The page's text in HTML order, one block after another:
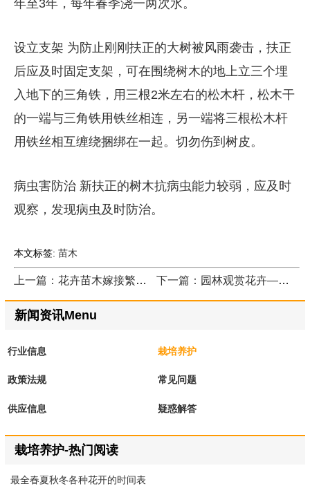
年至3年，每年春季浇一两次水。
设立支架 为防止刚刚扶正的大树被风雨袭击，扶正
后应及时固定支架，可在围绕树木的地上立三个埋
入地下的三角铁，用三根2米左右的松木杆，松木干
的一端与三角铁用铁丝相连，另一端将三根松木杆
用铁丝相互缠绕捆绑在一起。切勿伤到树皮。
病虫害防治 新扶正的树木抗病虫能力较弱，应及时
观察，发现病虫及时防治。
本文标签: 苗木
上一篇：花卉苗木嫁接繁殖的技术要点是什么 下一篇：园林观赏花卉——虎耳草的栽培技术
新闻资讯Menu
行业信息 栽培养护
政策法规 常见问题
供应信息 疑惑解答
栽培养护-热门阅读
最全春夏秋冬各种花开的时间表